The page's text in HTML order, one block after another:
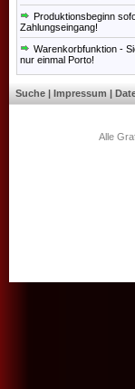
Produktionsbeginn
Zahlungseingang!
Warenkorbfunktion -
nur einmal Porto!
Suche | Impressum |
Alle